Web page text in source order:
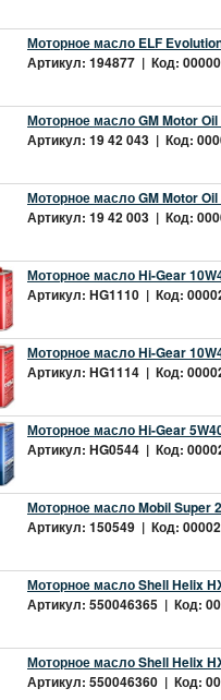
Моторное масло ELF
Артикул: 194877 | Код:
Моторное масло GM Motor Oil
Артикул: 19 42 043 | Код:
Моторное масло GM Motor
Артикул: 19 42 003 | Код:
Моторное масло Hi-Gear
Артикул: HG1110 | Код:
Моторное масло Hi-Gear
Артикул: HG1114 | Код:
Моторное масло Hi-Gear
Артикул: HG0544 | Код:
Моторное масло Mobil Super
Артикул: 150549 | Код:
Моторное масло Shell Helix
Артикул: 550046365 | Код:
Моторное масло Shell Helix
Артикул: 550046360 | Код: